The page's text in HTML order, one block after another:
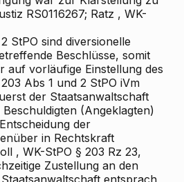
RS0116267; Ratz , WK-
StPO sind diversionelle
Beschlüsse, somit
auf vorläufige Einstellung des
Abs 1 und 2 StPO iVm
der Staatsanwaltschaft
(Angeklagten)
der
in Rechtskraft
, WK-StPO § 203 Rz 23,
Zustellung an den
entsprach